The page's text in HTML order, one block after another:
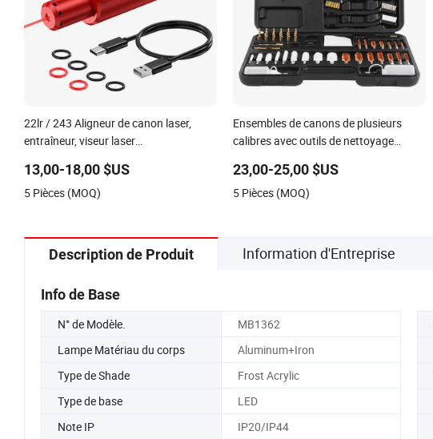
22lr / 243 Aligneur de canon laser,
entraîneur, viseur laser
13,00-18,00 $US
5 Pièces (MOQ)
Ensembles de canons de plusieurs
calibres avec outils de nettoyage
23,00-25,00 $US
5 Pièces (MOQ)
Description de Produit Information d'Entreprise
Info de Base
N° de Modèle. MB1362
Lampe Matériau du corps
Aluminum+Iron
Type de Shade
Frost Acrylic
Type de base
LED
Note IP
IP20/IP44